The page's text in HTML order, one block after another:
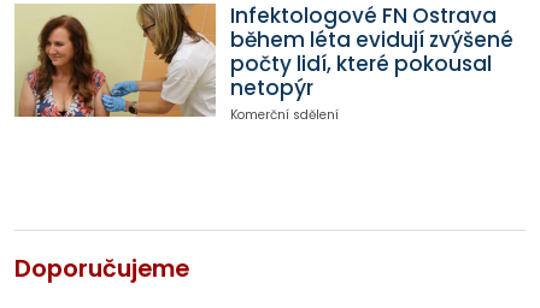
Infektologové FN Ostrava
během léta evidují zvýšené
počty lidí, které pokousal
netopýr
Komerční sdělení
Doporučujeme